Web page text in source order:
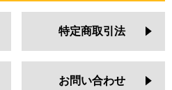
特定商取引法
お問い合わせ